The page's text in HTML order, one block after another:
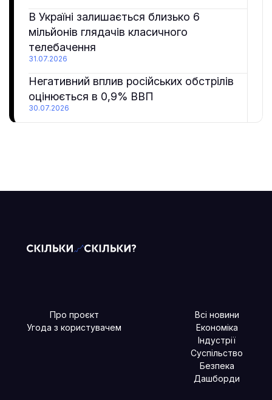
В Україні залишається близько 6
мільйонів глядачів класичного
телебачення
31.07.2026
Негативний вплив російських обстрілів
оцінюється в 0,9% ВВП
30.07.2026
Про проєкт
Угода з користувачем
Всі новини
Економіка
Індустрії
Суспільство
Безпека
Дашборди